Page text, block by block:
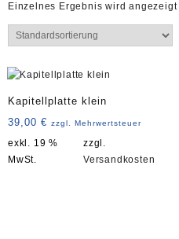
Einzelnes Ergebnis wird angezeigt
Kapitellplatte klein
39,00 € zzgl. Mehrwertsteuer
exkl. 19 %
MwSt.
zzgl.
Versandkosten